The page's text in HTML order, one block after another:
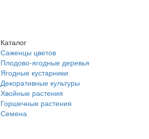
Каталог
Саженцы цветов
Плодово-ягодные деревья
Ягодные кустарники
Декоративные культуры
Хвойные растения
Горшечные растения
Семена